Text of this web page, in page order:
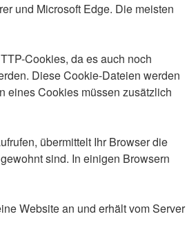
und Microsoft Edge. Die meisten
Cookies, da es auch noch
Diese Cookie-Dateien werden
eines Cookies müssen zusätzlich
übermittelt Ihr Browser die
sind. In einigen Browsern
Website an und erhält vom Server